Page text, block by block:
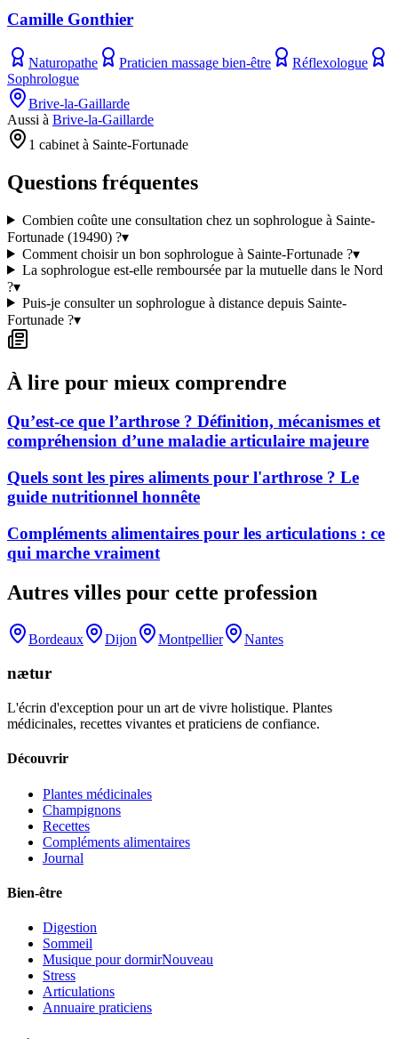
Camille Gonthier
Naturopathe Praticien massage bien-être
Réflexologue
Sophrologue
Brive-la-Gaillarde
Aussi à Brive-la-Gaillarde
1 cabinet à Sainte-Fortunade
Questions fréquentes
Combien coûte une consultation chez un sophrologue à Sainte-
Fortunade (19490) ?▾
Comment choisir un bon sophrologue à Sainte-Fortunade ?▾
La sophrologue est-elle remboursée par la mutuelle dans le Nord
?▾
Puis-je consulter un sophrologue à distance depuis Sainte-
Fortunade ?▾
À lire pour mieux comprendre
Qu’est-ce que l’arthrose ? Définition, mécanismes et
compréhension d’une maladie articulaire majeure
Quels sont les pires aliments pour l'arthrose ? Le
guide nutritionnel honnête
Compléments alimentaires pour les articulations : ce
qui marche vraiment
Autres villes pour cette profession
Bordeaux Dijon Montpellier Nantes
nætur
L'écrin d'exception pour un art de vivre holistique. Plantes
médicinales, recettes vivantes et praticiens de confiance.
Découvrir
Plantes médicinales
Champignons
Recettes
Compléments alimentaires
Journal
Bien-être
Digestion
Sommeil
Musique pour dormirNouveau
Stress
Articulations
Annuaire praticiens